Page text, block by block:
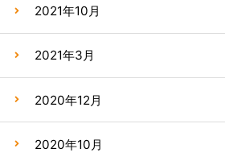
2021年10月
2021年3月
2020年12月
2020年10月